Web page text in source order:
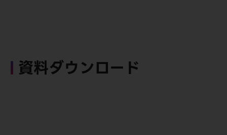
資料ダウンロード